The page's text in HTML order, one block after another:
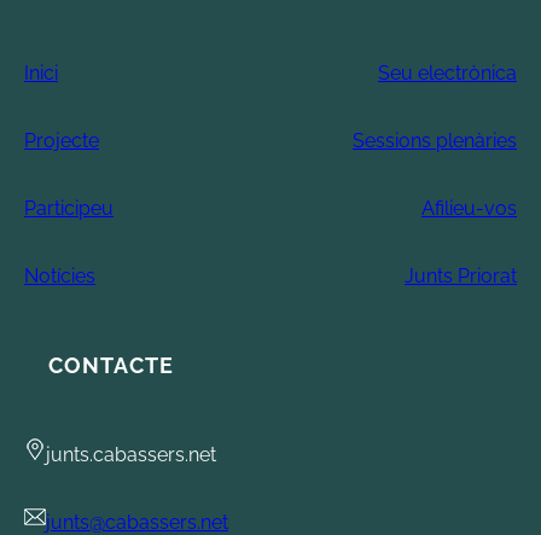
Inici Seu electrònica
Projecte Sessions plenàries
Participeu Afilieu-vos
Notícies Junts Priorat
CONTACTE
junts.cabassers.net
junts@cabassers.net